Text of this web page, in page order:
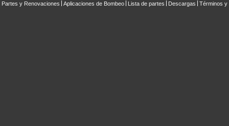
Partes y Renovaciones Aplicaciones de Bombeo Lista de partes Descargas Términos y